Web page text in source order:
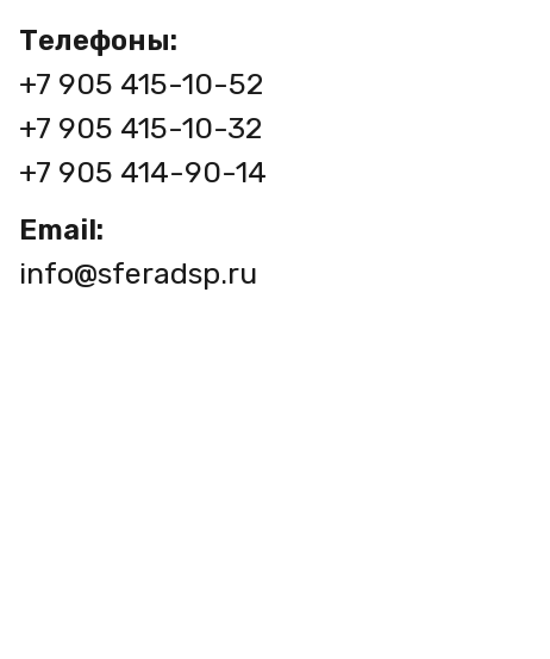
Телефоны:
+7 905 415-10-52
+7 905 415-10-32
+7 905 414-90-14
Email:
info@sferadsp.ru